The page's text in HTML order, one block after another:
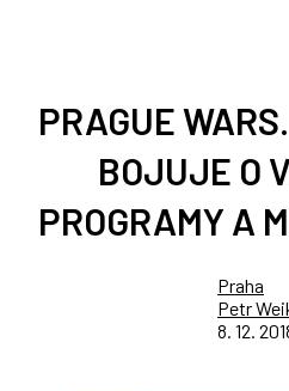
PRAGUE
BOJUJE O
PROGRAMY A
Praha
Petr
8. 12.